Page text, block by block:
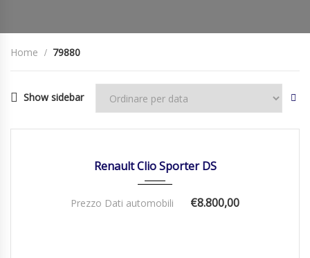
Home 79880
Show sidebar
Renault Clio Sporter DS
Prezzo Dati automobili €8.800,00